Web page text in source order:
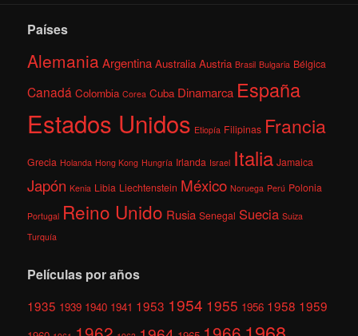
Países
AlemaniaArgentina Australia Austria Brasil Bulgaria Bélgica
Canadá Colombia Corea Cuba Dinamarca España
Estados Unidos Etiopía Filipinas Francia
Grecia Holanda Hong Kong Hungría Irlanda Israel Italia Jamaica
Japón Kenia Libia Liechtenstein México Noruega Perú Polonia
Portugal Reino Unido Rusia Senegal Suecia Suiza
Turquía
Películas por años
1935 1939 1940 1941 1953 1954 1955 1956 1958 1959